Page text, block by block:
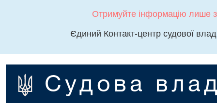
Отримуйте інформацію лише
Єдиний Контакт-центр судової
Судова